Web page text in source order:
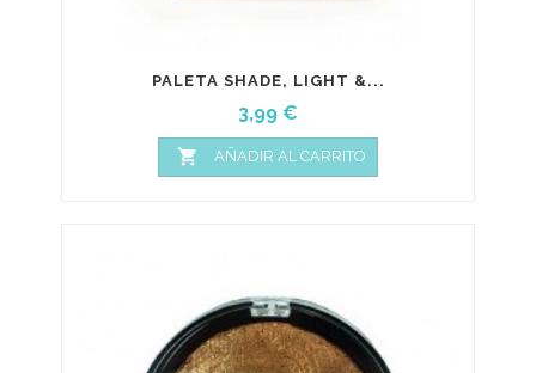
PALETA SHADE, LIGHT &...
Precio
3,99 €
 AÑADIR AL CARRITO